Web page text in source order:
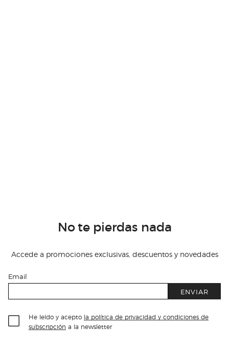
No te pierdas nada
Accede a promociones exclusivas, descuentos y novedades
Email
ENVIAR
He leído y acepto la política de privacidad y condiciones de
subscripción a la newsletter